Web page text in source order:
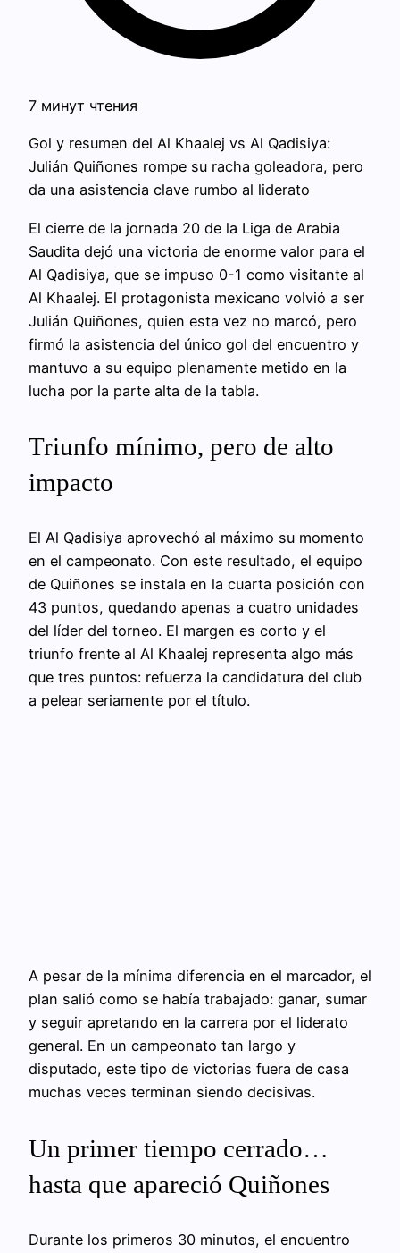
7 минут чтения
Gol y resumen del Al Khaalej vs Al Qadisiya:
Julián Quiñones rompe su racha goleadora, pero
da una asistencia clave rumbo al liderato
El cierre de la jornada 20 de la Liga de Arabia
Saudita dejó una victoria de enorme valor para el
Al Qadisiya, que se impuso 0-1 como visitante al
Al Khaalej. El protagonista mexicano volvió a ser
Julián Quiñones, quien esta vez no marcó, pero
firmó la asistencia del único gol del encuentro y
mantuvo a su equipo plenamente metido en la
lucha por la parte alta de la tabla.
Triunfo mínimo, pero de alto
impacto
El Al Qadisiya aprovechó al máximo su momento
en el campeonato. Con este resultado, el equipo
de Quiñones se instala en la cuarta posición con
43 puntos, quedando apenas a cuatro unidades
del líder del torneo. El margen es corto y el
triunfo frente al Al Khaalej representa algo más
que tres puntos: refuerza la candidatura del club
a pelear seriamente por el título.
A pesar de la mínima diferencia en el marcador, el
plan salió como se había trabajado: ganar, sumar
y seguir apretando en la carrera por el liderato
general. En un campeonato tan largo y
disputado, este tipo de victorias fuera de casa
muchas veces terminan siendo decisivas.
Un primer tiempo cerrado…
hasta que apareció Quiñones
Durante los primeros 30 minutos, el encuentro